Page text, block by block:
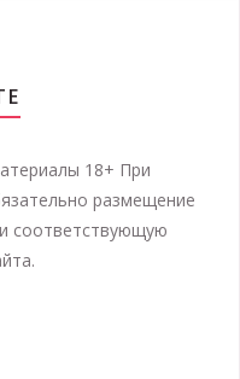
18+ При
размещение
соответствующую